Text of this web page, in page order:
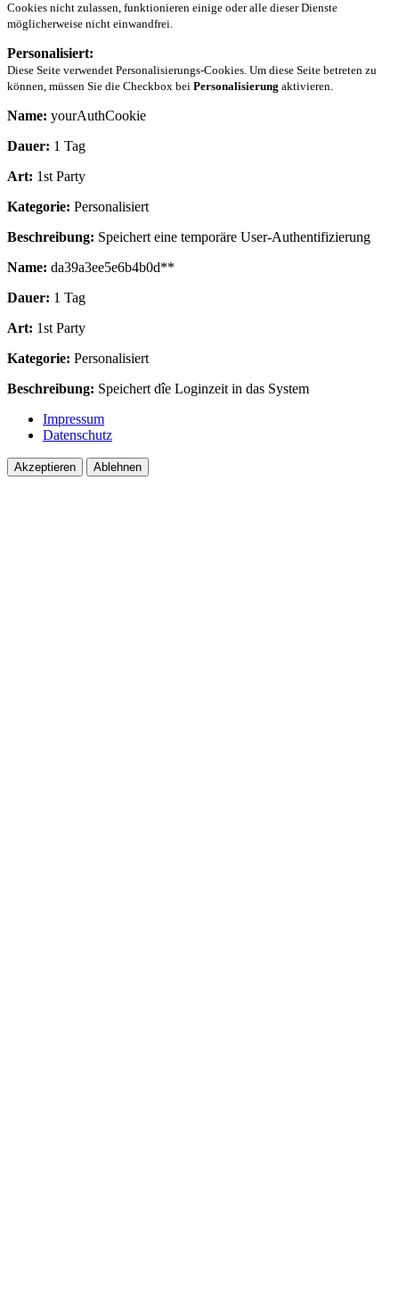
Cookies nicht zulassen, funktionieren einige oder alle dieser Dienste
möglicherweise nicht einwandfrei.
Personalisiert:
Diese Seite verwendet Personalisierungs-Cookies. Um diese Seite betreten zu
können, müssen Sie die Checkbox bei Personalisierung aktivieren.
Name: yourAuthCookie
Dauer: 1 Tag
Art: 1st Party
Kategorie: Personalisiert
Beschreibung: Speichert eine temporäre User-Authentifizierung
Name: da39a3ee5e6b4b0d**
Dauer: 1 Tag
Art: 1st Party
Kategorie: Personalisiert
Beschreibung: Speichert dîe Loginzeit in das System
Impressum
Datenschutz
Akzeptieren Ablehnen